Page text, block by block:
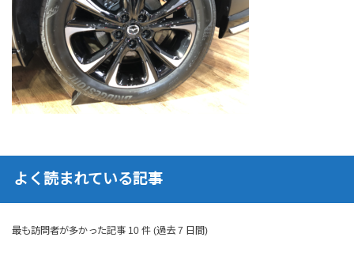
よく読まれている記事
最も訪問者が多かった記事 10 件 (過去 7 日間)